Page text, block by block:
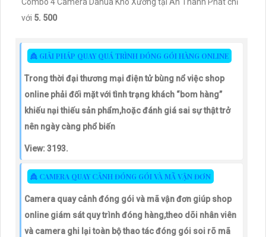
với 5. 500
👸 GIẢI PHÁP QUAY QUÁ TRÌNH ĐÓNG GÓI HÀNG ONLINE
Trong thời đại thương mại điện tử bùng nổ việc shop
online phải đối mặt với tình trạng khách “bom hàng”
khiếu nại thiếu sản phẩm,hoặc đánh giá sai sự thật trở
nên ngày càng phổ biến
View: 3193.
👸 CAMERA QUAY CẢNH ĐÓNG GÓI VÀ MÃ VẬN ĐƠN
Camera quay cảnh đóng gói và mã vận đơn giúp shop
online giám sát quy trình đóng hàng,theo dõi nhân viên
và camera ghi lại toàn bộ thao tác đóng gói soi rõ mã